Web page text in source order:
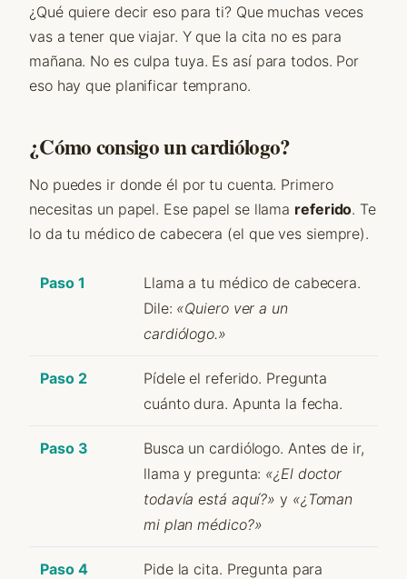
¿Qué quiere decir eso para ti? Que muchas veces
vas a tener que viajar. Y que la cita no es para
mañana. No es culpa tuya. Es así para todos. Por
eso hay que planificar temprano.
¿Cómo consigo un cardiólogo?
No puedes ir donde él por tu cuenta. Primero
necesitas un papel. Ese papel se llama referido. Te
lo da tu médico de cabecera (el que ves siempre).
Paso 1
Llama a tu médico de cabecera.
Dile: «Quiero ver a un
cardiólogo.»
Paso 2
Pídele el referido. Pregunta
cuánto dura. Apunta la fecha.
Paso 3
Busca un cardiólogo. Antes de ir,
llama y pregunta: «¿El doctor
todavía está aquí?» y «¿Toman
mi plan médico?»
Paso 4
Pide la cita. Pregunta para